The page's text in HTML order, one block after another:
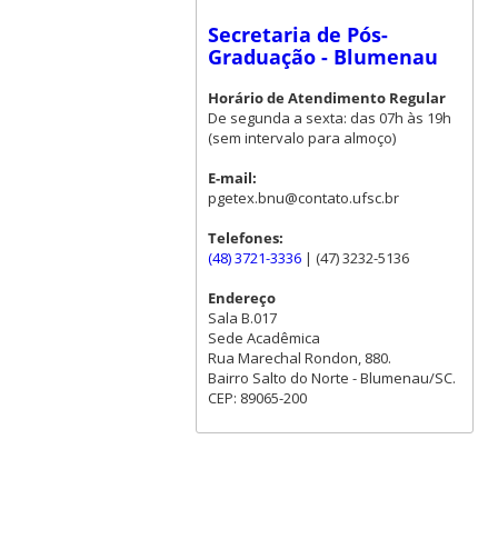
Secretaria de Pós-
Graduação - Blumenau
Horário de Atendimento Regular
De segunda a sexta: das 07h às 19h
(sem intervalo para almoço)
E-mail:
pgetex.bnu@contato.ufsc.br
Telefones:
(48) 3721-3336| (47) 3232-5136
Endereço
Sala B.017
Sede Acadêmica
Rua Marechal Rondon, 880.
Bairro Salto do Norte - Blumenau/SC.
CEP: 89065-200